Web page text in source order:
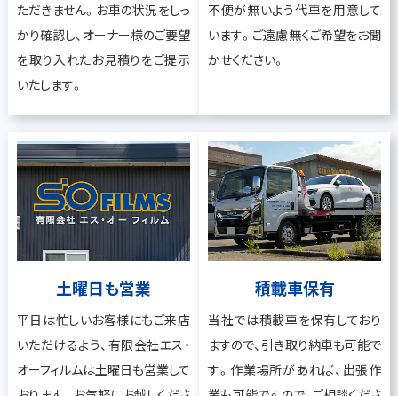
ただきません。お車の状況をしっ
かり確認し、オーナー様のご要望
を取り入れたお見積りをご提示
いたします。
不便が無いよう代車を用意して
います。ご遠慮無くご希望をお聞
かせください。
土曜日も営業
平日は忙しいお客様にもご来店
いただけるよう、有限会社エス・
オーフィルムは土曜日も営業して
積載車保有
当社では積載車を保有しており
ますので、引き取り納車も可能で
す。作業場所があれば、出張作